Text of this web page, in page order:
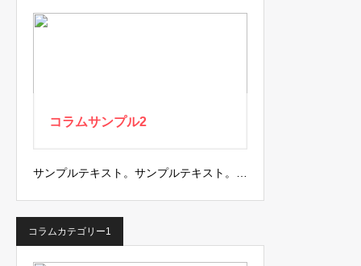
コラムサンプル2
サンプルテキスト。サンプルテキスト。…
コラムカテゴリー1